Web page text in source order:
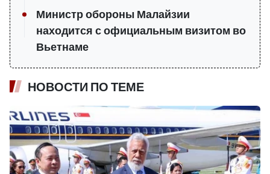
Министр обороны Малайзии
находится с официальным визитом во
Вьетнаме
НОВОСТИ ПО ТЕМЕ